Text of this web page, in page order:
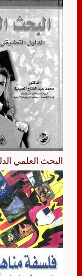
البحث العلمي